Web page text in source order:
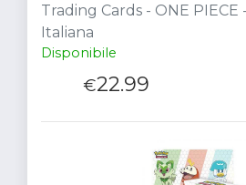
Trading Cards - ONE PIECE
Italiana
Disponibile
€22.99